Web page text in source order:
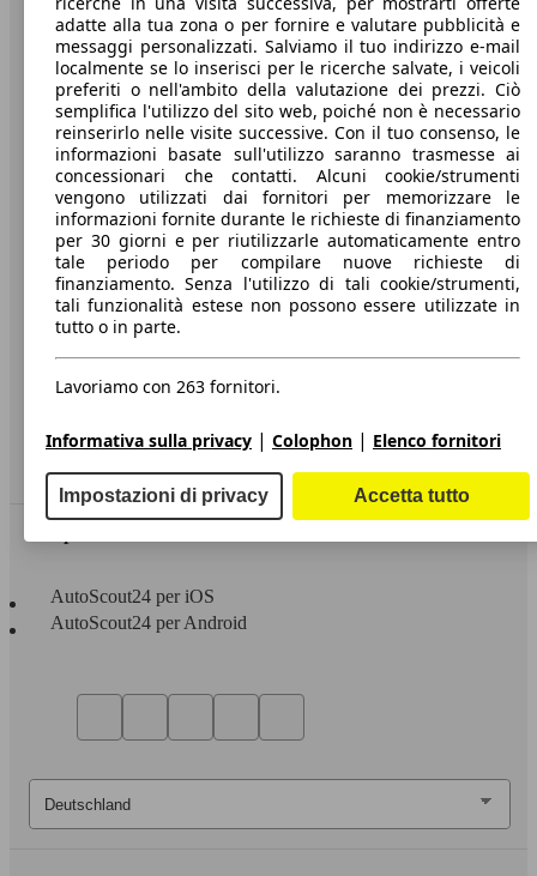
Benvenuti su AutoScout24, il mercato auto europeo.
Società
A proposito di AutoScout24
Stampa
Media
Condizioni generali
Informazioni
Dichiarazione di Accessibilità
Servizi
Area rivenditori
AutoScout24 per iOS
AutoScout24 per Android
adatte alla tua zona o per fornire e valutare pubblicità e
messaggi personalizzati. Salviamo il tuo indirizzo e-mail
localmente se lo inserisci per le ricerche salvate, i veicoli
preferiti o nell'ambito della valutazione dei prezzi. Ciò
semplifica l'utilizzo del sito web, poiché non è necessario
reinserirlo nelle visite successive. Con il tuo consenso, le
informazioni basate sull'utilizzo saranno trasmesse ai
concessionari che contatti. Alcuni cookie/strumenti
vengono utilizzati dai fornitori per memorizzare le
informazioni fornite durante le richieste di finanziamento
per 30 giorni e per riutilizzarle automaticamente entro
tale periodo per compilare nuove richieste di
finanziamento. Senza l'utilizzo di tali cookie/strumenti,
tali funzionalità estese non possono essere utilizzate in
tutto o in parte.
Lavoriamo con 263 fornitori.
Informativa sulla privacy | Colophon | Elenco fornitori
Impostazioni di privacy Accetta tutto